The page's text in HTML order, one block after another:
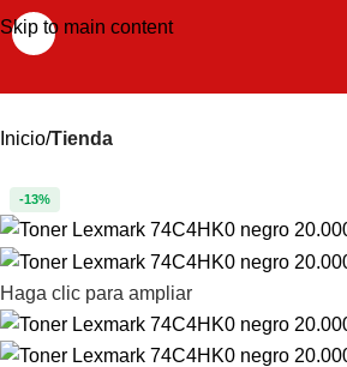
Skip to main content
Inicio Tienda
-13%
Haga clic para ampliar